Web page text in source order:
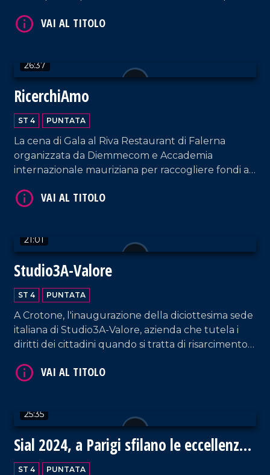
26:37
RicerchiAmo
ST 4 PUNTATA
La cena di Gala al Riva Restaurant di Falerna
organizzata da Diemmecom e Accademia
internazionale mauriziana per raccogliere fondi a
dell'UMG.
21:01
Studio3A-Valore
ST 4 PUNTATA
A Crotone, l'inaugurazione della diciottesima sede
italiana di Studio3A-Valore, azienda che tutela i
diritti dei cittadini quando si tratta di risarcimento
25:35
Sial 2024, a Parigi sfilano le eccellenze
gastronomiche della Calabria
ST 4 PUNTATA
VAI AL TITOLO
VAI AL TITOLO